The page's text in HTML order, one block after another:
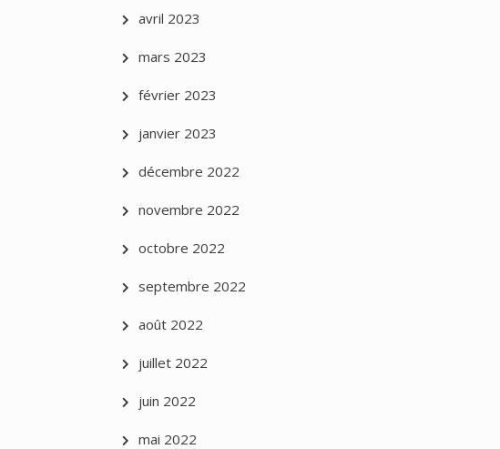
avril 2023
mars 2023
février 2023
janvier 2023
décembre 2022
novembre 2022
octobre 2022
septembre 2022
août 2022
juillet 2022
juin 2022
mai 2022